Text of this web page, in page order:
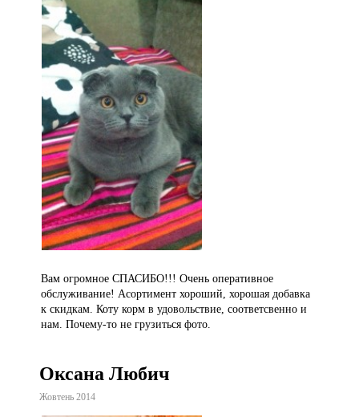
Вам огромное СПАСИБО!!! Очень оперативное
обслуживание! Асортимент хороший, хорошая добавка
к скидкам. Коту корм в удовольствие, соответсвенно и
нам. Почему-то не грузиться фото.
Оксана Любич
Жовтень 2014